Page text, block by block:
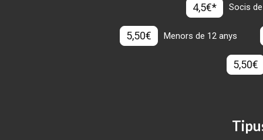
4,5€* Socis
5,50€ Menors de 12 anys
5,50€